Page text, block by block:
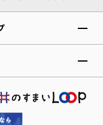
会社